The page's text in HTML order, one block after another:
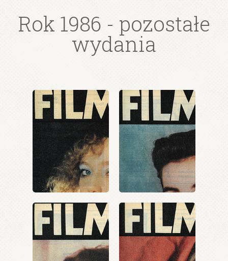
wydanie: 35/1986 wydanie: 35/1986
Rok 1986 - pozostałe
wydania